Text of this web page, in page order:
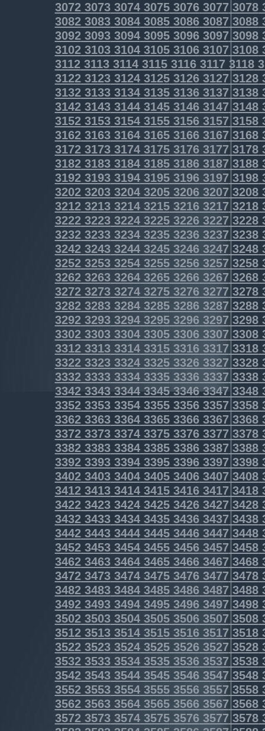
3072307330743075307630773078
3082308330843085308630873088
3092309330943095309630973098
3102310331043105310631073108
3112311331143115311631173118
3122312331243125312631273128
3132313331343135313631373138
3142314331443145314631473148
3152315331543155315631573158
3162316331643165316631673168
3172317331743175317631773178
3182318331843185318631873188
3192319331943195319631973198
3202320332043205320632073208
3212321332143215321632173218
3222322332243225322632273228
3232323332343235323632373238
3242324332443245324632473248
3252325332543255325632573258
3262326332643265326632673268
3272327332743275327632773278
3282328332843285328632873288
3292329332943295329632973298
3302330333043305330633073308
3312331333143315331633173318
332233233324332533263327 3328
333233333334333533363337 3338
3342334333443345334633473348
3352335333543355335633573358
3362336333643365336633673368
3372337333743375337633773378
3382338333843385338633873388
3392339333943395339633973398
3402340334043405340634073408
3412341334143415341634173418
3422342334243425342634273428
3432343334343435343634373438
3442344334443445344634473448
3452345334543455345634573458
3462346334643465346634673468
3472347334743475347634773478
3482348334843485348634873488
3492349334943495349634973498
3502350335043505350635073508
3512351335143515351635173518
3522352335243525352635273528
3532353335343535353635373538
3542354335443545354635473548
3552355335543555355635573558
3562356335643565356635673568
3572357335743575357635773578